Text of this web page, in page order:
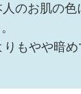
のお肌の色
りもやや暗